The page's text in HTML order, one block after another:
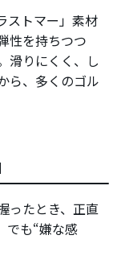
ストマー」素材
性を持ちつつ
滑りにくく、し
ら、多くのゴル
ったとき、正直
でも“嫌な感